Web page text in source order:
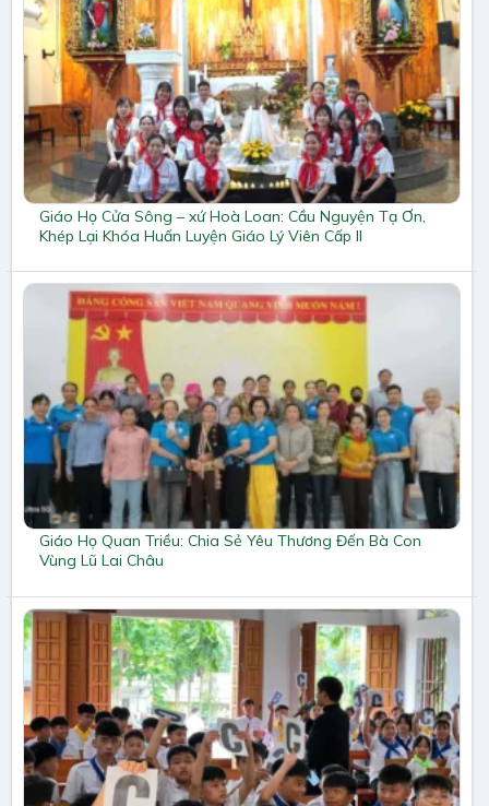
Giáo Họ Cửa Sông – xứ Hoà Loan: Cầu Nguyện Tạ Ơn,
Khép Lại Khóa Huấn Luyện Giáo Lý Viên Cấp II
Giáo Họ Quan Triều: Chia Sẻ Yêu Thương Đến Bà Con
Vùng Lũ Lai Châu